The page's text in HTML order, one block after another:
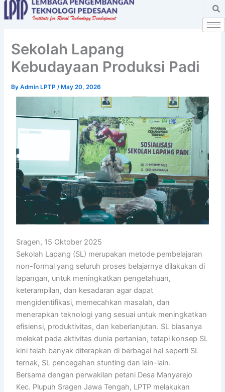
Skip
to
Sekolah Lapang
Kebudayaan Produksi Padi
ByAdmin LPTP/ May 20, 2026
Sragen, 15 Oktober 2025
Sekolah Lapang (SL) merupakan metode pembelajaran
non-formal yang seluruh proses belajarnya dilakukan di
lapangan, untuk meningkatkan pengetahuan,
keterampilan, dan kesadaran agar dapat
mengidentifikasi, memecahkan masalah, dan
menerapkan teknologi yang sesuai untuk meningkatkan
efisiensi, produktivitas, dan keberlanjutan. SL biasanya
melekat pada aktivitas dunia pertanian, tetapi konsep SL
kini telah banyak diterapkan di berbagai hal seperti SL
ternak, SL pencegahan stunting dan lain-lain.
Bersama dengan perwakilan petani Desa Manyarejo
Kec. Plupuh Sragen Jawa Tengah, LPTP melakukan